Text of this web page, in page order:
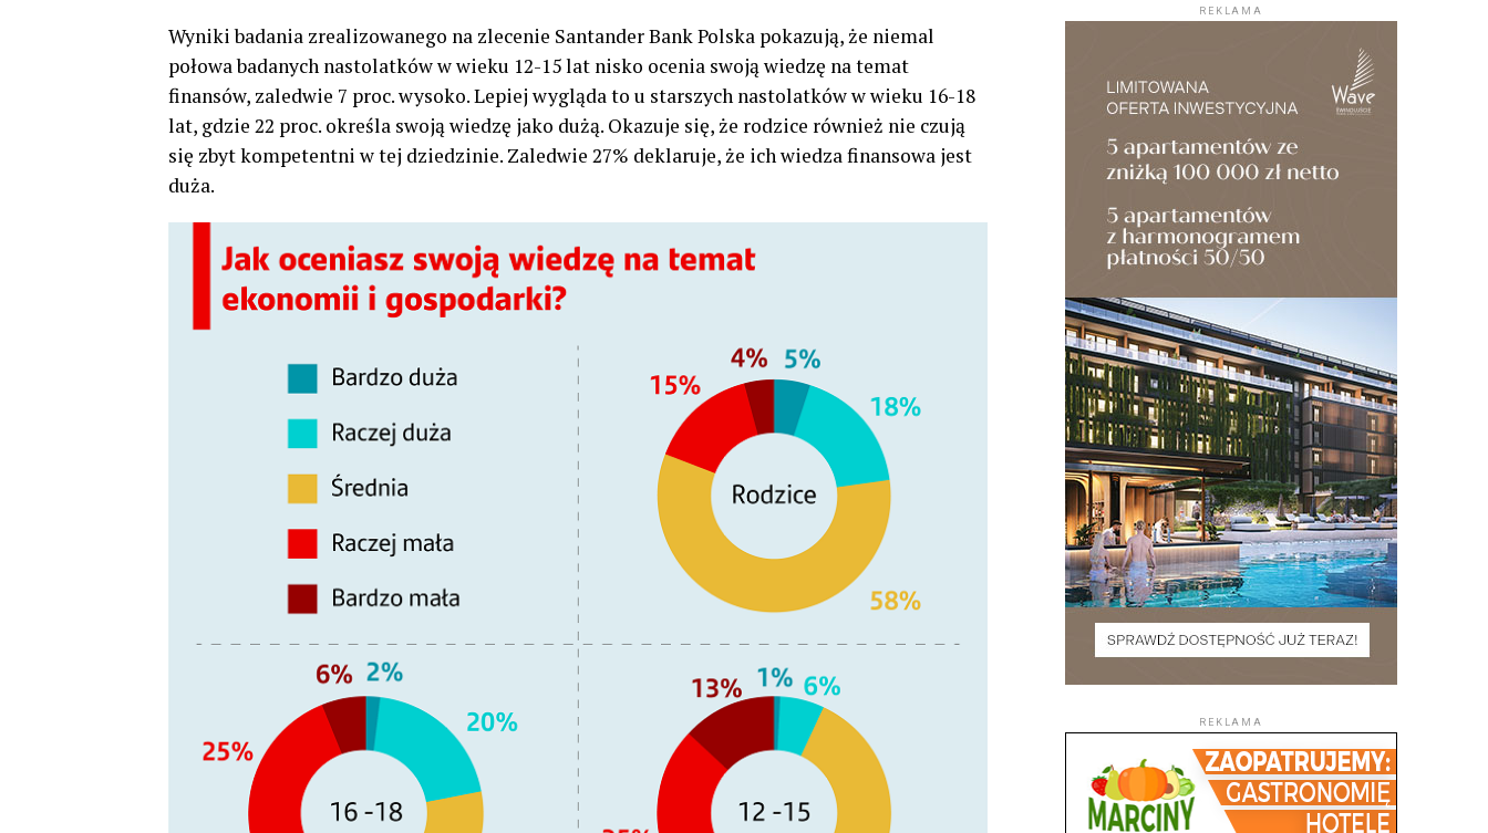
Wyniki badania zrealizowanego na zlecenie Santander Bank Polska pokazują, że niemal
połowa badanych nastolatków w wieku 12-15 lat nisko ocenia swoją wiedzę na temat
finansów, zaledwie 7 proc. wysoko. Lepiej wygląda to u starszych nastolatków w wieku 16-18
lat, gdzie 22 proc. określa swoją wiedzę jako dużą. Okazuje się, że rodzice również nie czują
się zbyt kompetentni w tej dziedzinie. Zaledwie 27% deklaruje, że ich wiedza finansowa jest
duża.
REKLAMA
REKLAMA